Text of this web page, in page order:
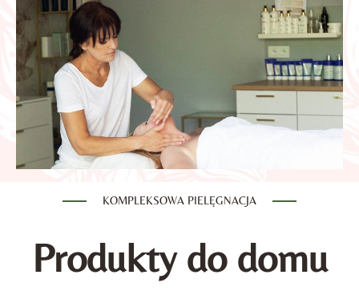
KOMPLEKSOWA PIELĘGNACJA
Produkty do domu